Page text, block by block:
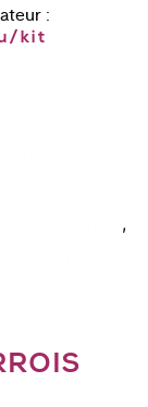
:
kit
,